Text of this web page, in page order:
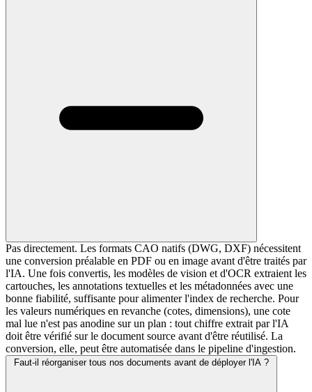
Pas directement. Les formats CAO natifs (DWG, DXF) nécessitent
une conversion préalable en PDF ou en image avant d'être traités par
l'IA. Une fois convertis, les modèles de vision et d'OCR extraient les
cartouches, les annotations textuelles et les métadonnées avec une
bonne fiabilité, suffisante pour alimenter l'index de recherche. Pour
les valeurs numériques en revanche (cotes, dimensions), une cote
mal lue n'est pas anodine sur un plan : tout chiffre extrait par l'IA
doit être vérifié sur le document source avant d'être réutilisé. La
conversion, elle, peut être automatisée dans le pipeline d'ingestion.
Faut-il réorganiser tous nos documents avant de déployer l'IA ?